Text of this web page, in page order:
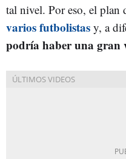
tal nivel. Por eso, el plan
varios futbolistas y, a
podría haber una gran